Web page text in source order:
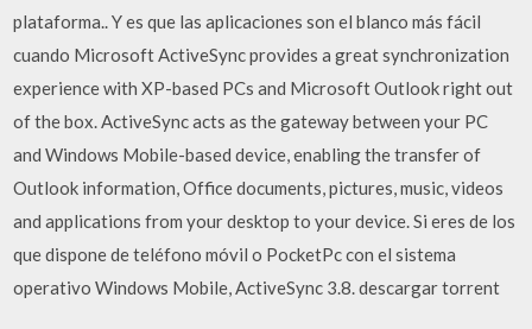
plataforma.. Y es que las aplicaciones son el blanco más fácil
cuando Microsoft ActiveSync provides a great synchronization
experience with XP-based PCs and Microsoft Outlook right out
of the box. ActiveSync acts as the gateway between your PC
and Windows Mobile-based device, enabling the transfer of
Outlook information, Office documents, pictures, music, videos
and applications from your desktop to your device. Si eres de los
que dispone de teléfono móvil o PocketPc con el sistema
operativo Windows Mobile, ActiveSync 3.8. descargar torrent